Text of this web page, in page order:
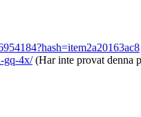
gq-4x/(Har inte provat denna